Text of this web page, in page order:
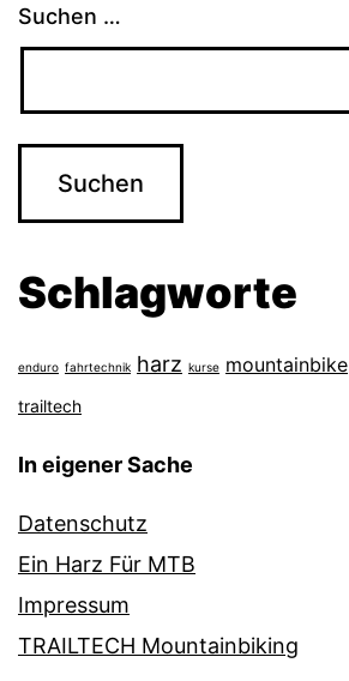
Suchen …
Schlagworte
enduro fahrtechnik harz kurse mountainbike
trailtech
In eigener Sache
Datenschutz
Ein Harz Für MTB
Impressum
TRAILTECH Mountainbiking